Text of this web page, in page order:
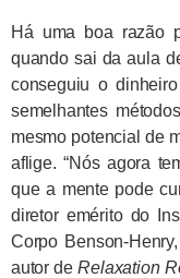
Há uma boa razão
quando sai da aula
conseguiu o
semelhantes
mesmo potencial de
aflige. “Nós agora
que a mente pode
diretor emérito do
Corpo Benson-
autor deRelaxation